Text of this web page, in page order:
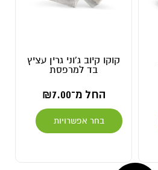
קוקו קיוב ג'וני גרין עציץ
בד למרפסת
החל מ־ ₪7.00
בחר אפשרויות